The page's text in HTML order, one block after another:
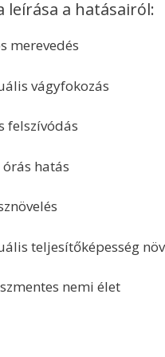
leírása a hatásairól:
vágyfokozás
hatás
teljesítőképesség
nemi élet